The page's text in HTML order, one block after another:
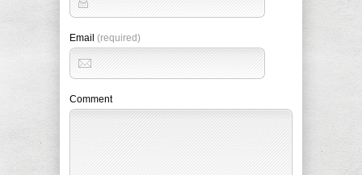
Email (required)
Comment